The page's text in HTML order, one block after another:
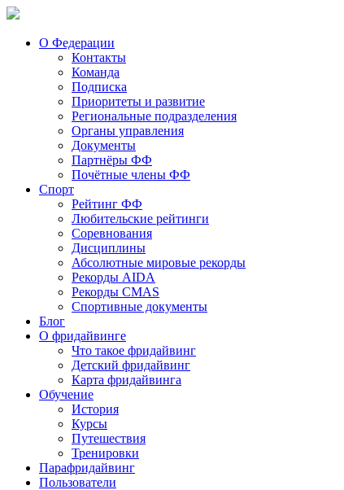
О Федерации
Контакты
Команда
Подписка
Приоритеты и развитие
Региональные подразделения
Органы управления
Документы
Партнёры ФФ
Почётные члены ФФ
Спорт
Рейтинг ФФ
Любительские рейтинги
Соревнования
Дисциплины
Абсолютные мировые рекорды
Рекорды AIDA
Рекорды CMAS
Спортивные документы
Блог
О фридайвинге
Что такое фридайвинг
Детский фридайвинг
Карта фридайвинга
Обучение
История
Курсы
Путешествия
Тренировки
Парафридайвинг
Пользователи